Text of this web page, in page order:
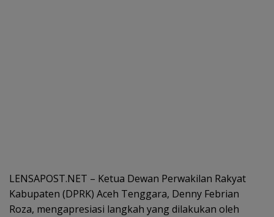
LENSAPOST.NET – Ketua Dewan Perwakilan Rakyat
Kabupaten (DPRK) Aceh Tenggara, Denny Febrian
Roza, mengapresiasi langkah yang dilakukan oleh